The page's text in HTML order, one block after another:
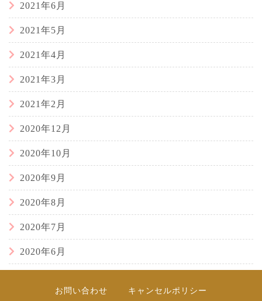
2021年6月
2021年5月
2021年4月
2021年3月
2021年2月
2020年12月
2020年10月
2020年9月
2020年8月
2020年7月
2020年6月
お問い合わせ キャンセルポリシー